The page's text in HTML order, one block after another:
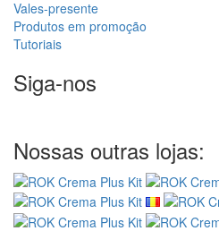
Vales-presente
Produtos em promoção
Tutoriais
Siga-nos
Nossas outras lojas: